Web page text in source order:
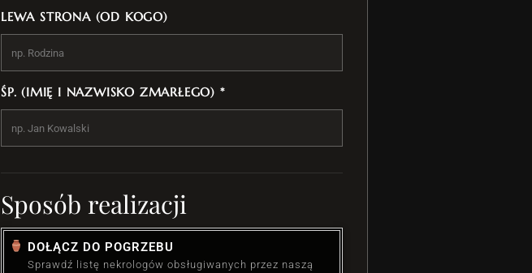
LEWA STRONA (OD KOGO)
ŚP. (IMIĘ I NAZWISKO ZMARŁEGO) *
Sposób realizacji
DOŁĄCZ DO POGRZEBU
Sprawdź listę nekrologów obsługiwanych przez naszą